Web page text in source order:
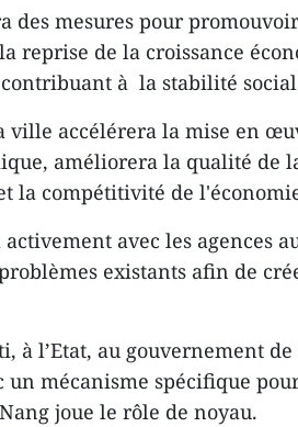
des mesures pour
reprise de la croissance
à la stabilité
ville accélérera la mise en
améliorera la qualité de
la compétitivité de
avec les agences
existants afin de
à l’Etat, au gouvernement
mécanisme spécifique
joue le rôle de noyau.